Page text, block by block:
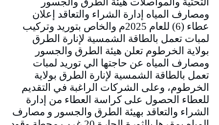
ومصارف المياه إدارة الشراء والتعاقد إعلان
عطاء (6) للعام 2025م والخاص بتوريد وتركيب
لمبات تعمل بالطاقة الشمسية لإنارة الطرق
بولاية الخرطوم تعلن هيئة الطرق والجسور
ومصارف المياه عن حاجتها الي توريد لمبات
تعمل بالطاقة الشمسية لإنارة الطرق بولاية
الخرطوم، وعلى الشركات الراغبة في التقديم
للعطاء الحصول على كراسة العطاء من إدارة
الشراء والتعاقد بهيئة الطرق والجسور و مصارف